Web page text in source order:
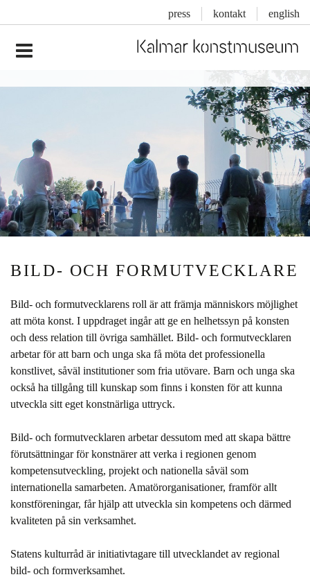
press kontakt english
BILD- OCH FORMUTVECKLARE
Bild- och formutvecklarens roll är att främja människors möjlighet
att möta konst. I uppdraget ingår att ge en helhetssyn på konsten
och dess relation till övriga samhället. Bild- och formutvecklaren
arbetar för att barn och unga ska få möta det professionella
konstlivet, såväl institutioner som fria utövare. Barn och unga ska
också ha tillgång till kunskap som finns i konsten för att kunna
utveckla sitt eget konstnärliga uttryck.
Bild- och formutvecklaren arbetar dessutom med att skapa bättre
förutsättningar för konstnärer att verka i regionen genom
kompetensutveckling, projekt och nationella såväl som
internationella samarbeten. Amatörorganisationer, framför allt
konstföreningar, får hjälp att utveckla sin kompetens och därmed
kvaliteten på sin verksamhet.
Statens kulturråd är initiativtagare till utvecklandet av regional
bild- och formverksamhet.